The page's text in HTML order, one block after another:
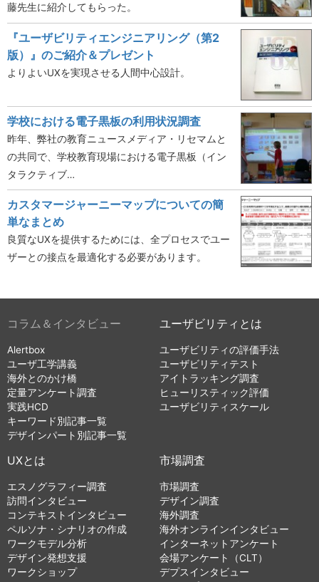
藤先生に紹介してもらった。
『ユーザビリティエンジニアリング（第2
版）』のご紹介＆プレゼント
よりよいUXを実現させる人間中心設計。
学校における電子黒板の利用状況調査
昨年、弊社の教育ニュースメディア・リセマムと
の共同で、学校教育現場における電子黒板（イン
タラクティブ…
カスタマージャーニーマップについての簡
単なまとめ
良質なUXを提供するためには、全プロセスでユー
ザーとの接点を最適化する必要があります。
コラム＆インタビュー
Alertbox
ユーザ工学講義
海外とのかけ橋
定量アンケート調査
実践HCD
キーワード別記事一覧
デザインパート別記事一覧
ユーザビリティとは
ユーザビリティの評価手法
ユーザビリティテスト
アイトラッキング調査
ヒューリスティック評価
ユーザビリティスケール
UXとは
エスノグラフィー調査
訪問インタビュー
コンテキストインタビュー
ペルソナ・シナリオの作成
ワークモデル分析
デザイン発想支援
ワークショップ
市場調査
市場調査
デザイン調査
海外調査
海外オンラインインタビュー
インターネットアンケート
会場アンケート（CLT）
デプスインタビュー